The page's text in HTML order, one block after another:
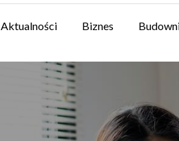
Aktualności Biznes